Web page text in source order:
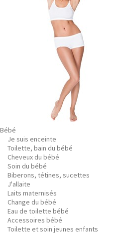
Bébé
Je suis enceinte
Toilette, bain du bébé
Cheveux du bébé
Soin du bébé
Biberons, tétines, sucettes
J'allaite
Laits maternisés
Change du bébé
Eau de toilette bébé
Accessoires bébé
Toilette et soin jeunes enfants